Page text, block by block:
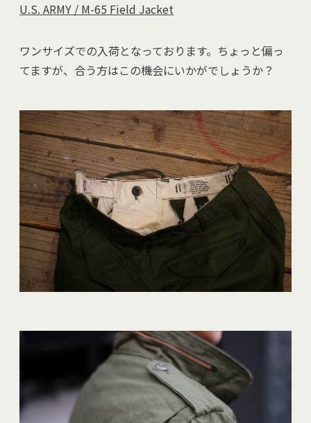
U.S. ARMY / M-65 Field Jacket
ワンサイズでの入荷となっております。ちょっと偏っ
てますが、合う方はこの機会にいかがでしょうか？